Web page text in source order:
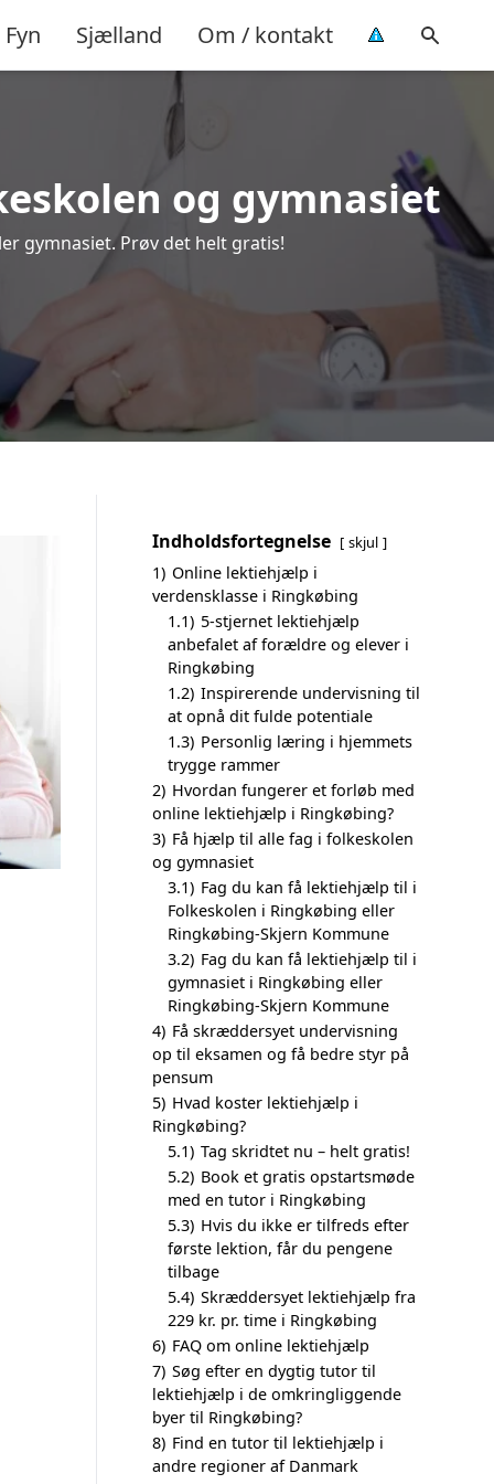
Fyn Sjælland Om / kontakt
og gymnasiet
gymnasiet. Prøv det helt gratis!
Indholdsfortegnelse skjul
1) Online lektiehjælp i
verdensklasse i Ringkøbing
1.1) 5-stjernet lektiehjælp
anbefalet af forældre og elever i
Ringkøbing
1.2) Inspirerende undervisning til
at opnå dit fulde potentiale
1.3) Personlig læring i hjemmets
trygge rammer
2) Hvordan fungerer et forløb med
online lektiehjælp i Ringkøbing?
3) Få hjælp til alle fag i folkeskolen
og gymnasiet
3.1) Fag du kan få lektiehjælp til i
Folkeskolen i Ringkøbing eller
Ringkøbing-Skjern Kommune
3.2) Fag du kan få lektiehjælp til i
gymnasiet i Ringkøbing eller
Ringkøbing-Skjern Kommune
4) Få skræddersyet undervisning
op til eksamen og få bedre styr på
pensum
5) Hvad koster lektiehjælp i
Ringkøbing?
5.1) Tag skridtet nu – helt gratis!
5.2) Book et gratis opstartsmøde
med en tutor i Ringkøbing
5.3) Hvis du ikke er tilfreds efter
første lektion, får du pengene
tilbage
5.4) Skræddersyet lektiehjælp fra
229 kr. pr. time i Ringkøbing
6) FAQ om online lektiehjælp
7) Søg efter en dygtig tutor til
lektiehjælp i de omkringliggende
byer til Ringkøbing?
8) Find en tutor til lektiehjælp i
andre regioner af Danmark